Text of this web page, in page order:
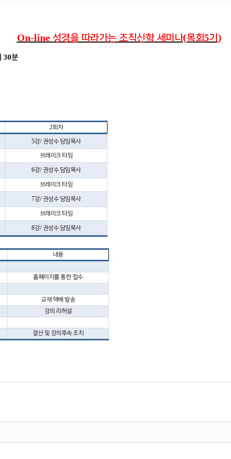
On-line 성경을 따라가는 조직신학 세미나(목회5기 )
30분
2회차
5강/권성수 담임목사
브레이크 타임
6강/권성수 담임목사
브레이크 타임
7강/권성수 담임목사
브레이크 타임
8강/권성수 담임목사
내용
홈페이지를 통한 접수
교재 택배 발송
강의 리허설
결산 및 강의후속 조치